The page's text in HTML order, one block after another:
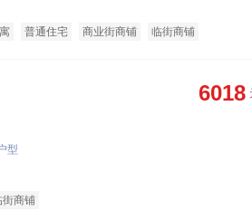
普通住宅 商业街商铺 临街商铺
6018
型
街商铺